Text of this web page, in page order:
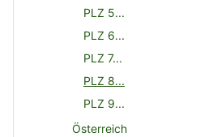
PLZ 5...
PLZ 6...
PLZ 7...
PLZ 8...
PLZ 9...
Österreich